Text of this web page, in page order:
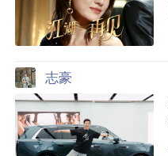
志豪